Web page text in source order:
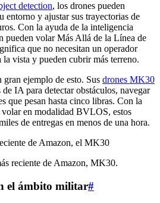
detection, los drones pueden
entorno y ajustar sus trayectorias de
Con la ayuda de la inteligencia
pueden volar Más Allá de la Línea de
que no necesitan un operador
la vista y pueden cubrir más terreno.
ejemplo de esto. Sus drones MK30
IA para detectar obstáculos, navegar
que pesan hasta cinco libras. Con la
en modalidad BVLOS, estos
de entregas en menos de una hora.
reciente de Amazon, MK30.
el ámbito militar#